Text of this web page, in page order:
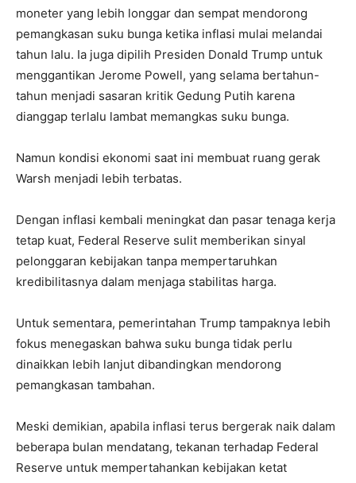
moneter yang lebih longgar dan sempat mendorong
pemangkasan suku bunga ketika inflasi mulai melandai
tahun lalu. Ia juga dipilih Presiden Donald Trump untuk
menggantikan Jerome Powell, yang selama bertahun-
tahun menjadi sasaran kritik Gedung Putih karena
dianggap terlalu lambat memangkas suku bunga.
Namun kondisi ekonomi saat ini membuat ruang gerak
Warsh menjadi lebih terbatas.
Dengan inflasi kembali meningkat dan pasar tenaga kerja
tetap kuat, Federal Reserve sulit memberikan sinyal
pelonggaran kebijakan tanpa mempertaruhkan
kredibilitasnya dalam menjaga stabilitas harga.
Untuk sementara, pemerintahan Trump tampaknya lebih
fokus menegaskan bahwa suku bunga tidak perlu
dinaikkan lebih lanjut dibandingkan mendorong
pemangkasan tambahan.
Meski demikian, apabila inflasi terus bergerak naik dalam
beberapa bulan mendatang, tekanan terhadap Federal
Reserve untuk mempertahankan kebijakan ketat